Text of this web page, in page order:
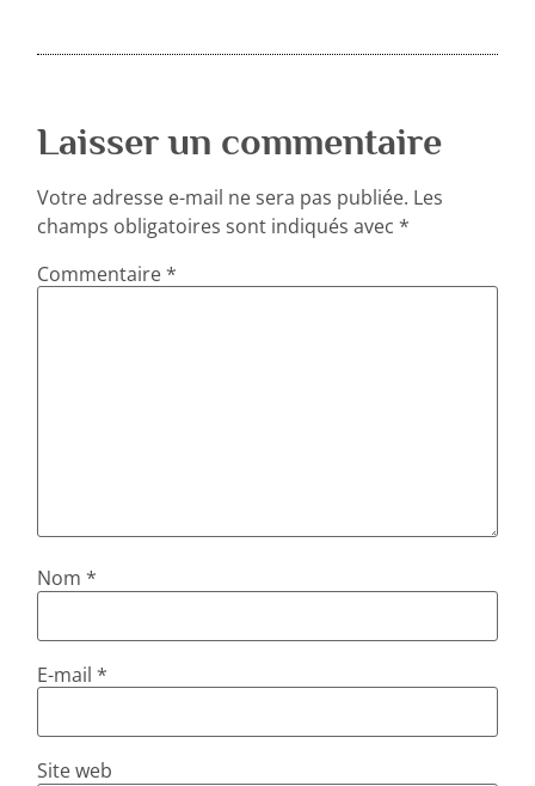
Laisser un commentaire
Votre adresse e-mail ne sera pas publiée. Les
champs obligatoires sont indiqués avec*
Commentaire*
Nom*
E-mail*
Site web